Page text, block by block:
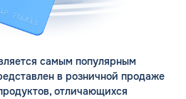
самым популярным
в розничной продаже
отличающихся